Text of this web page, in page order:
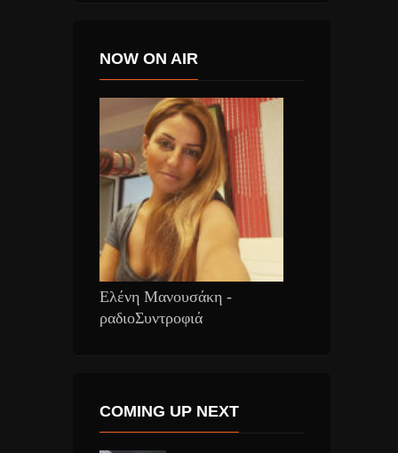
NOW ON AIR
Ελένη Μανουσάκη -
ραδιοΣυντροφιά
COMING UP NEXT